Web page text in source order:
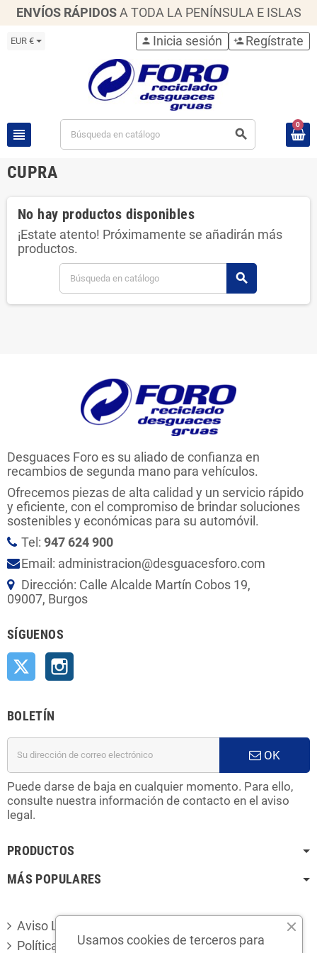
ENVÍOS RÁPIDOS A TODA LA PENÍNSULA E ISLAS
EUR €
view_headline search
person Inicia sesión person_add Regístrate
0
CUPRA
No hay productos disponibles
¡Estate atento! Próximamente se añadirán más
productos.
search
Desguaces Foro es su aliado de confianza en
recambios de segunda mano para vehículos.
Ofrecemos piezas de alta calidad y un servicio rápido
y eficiente, con el compromiso de brindar soluciones
sostenibles y económicas para su automóvil.
Tel: 947 624 900
Email: administracion@desguacesforo.com
Dirección: Calle Alcalde Martín Cobos 19,
09007, Burgos
SÍGUENOS
Twitter
BOLETÍN
OK
Puede darse de baja en cualquier momento. Para ello,
consulte nuestra información de contacto en el aviso
legal.
PRODUCTOS
MÁS POPULARES
Aviso Legal
Política de privacidadUsamos cookies de terceros para